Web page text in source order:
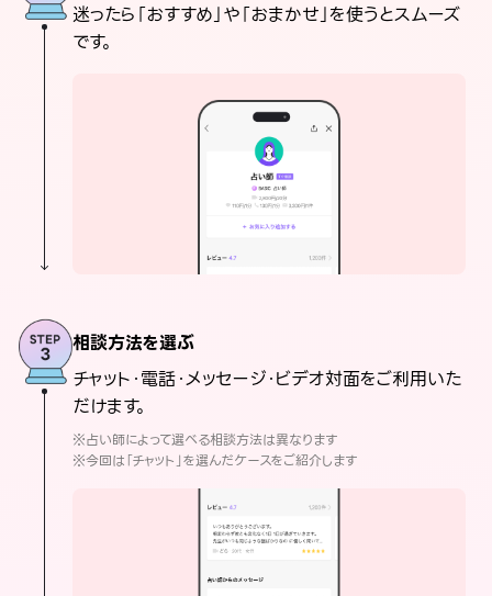
迷ったら「おすすめ」や「おまかせ」を使うとスムーズ
です。
相談方法を選ぶ
チャット・電話・メッセージ・ビデオ対面をご利用いた
だけます。
※占い師によって選べる相談方法は異なります
※今回は「チャット」を選んだケースをご紹介します